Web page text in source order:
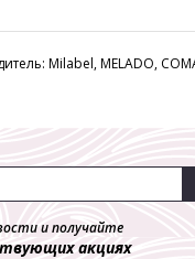
Milabel, MELADO,
и получайте
акциях